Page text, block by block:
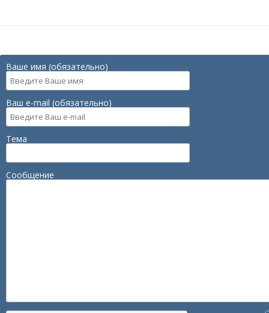
Ваше имя (обязательно)
Ваш e-mail (обязательно)
Тема
Сообщение